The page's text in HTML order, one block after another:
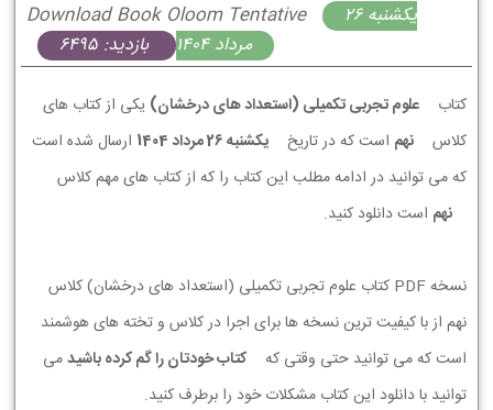
Download Book Oloom Tentative
يكشنبه 26
مرداد 1404
بازدید: 6495
کتاب علوم تجربی تکمیلی (استعداد های درخشان) یکی از کتاب های
کلاس
نهم است که در تاریخ يكشنبه 26 مرداد 1404
ارسال شده است
که می توانید در ادامه مطلب این کتاب را که از کتاب های مهم کلاس
نهم است دانلود کنید.
نسخه PDF کتاب علوم تجربی تکمیلی (استعداد های درخشان) کلاس
نهم از با کیفیت ترین نسخه ها برای اجرا در کلاس و تخته های هوشمند
است که می توانید حتی وقتی که
کتاب خودتان را گم کرده باشیدمی
توانید با دانلود این کتاب مشکلات خود را برطرف کنید.